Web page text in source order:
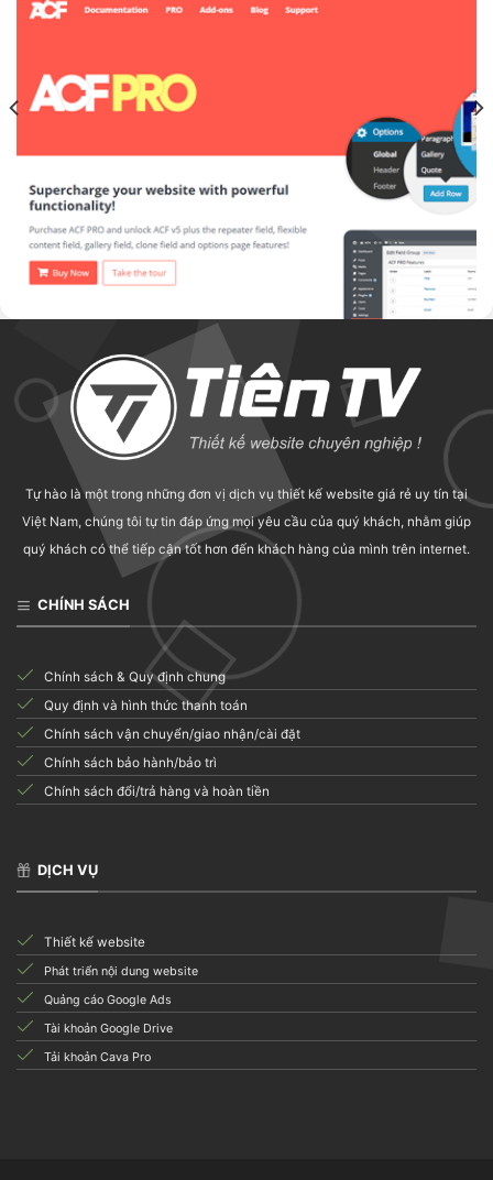
WORDPRESS PLUGIN
Advanced Custom Fields All-in-One Bundle
60.000
Tự hào là một trong những đơn vị dịch vụ thiết kế website giá rẻ uy tín tại
Việt Nam, chúng tôi tự tin đáp ứng mọi yêu cầu của quý khách, nhằm giúp
quý khách có thể tiếp cận tốt hơn đến khách hàng của mình trên internet.
CHÍNH SÁCH
Chính sách & Quy định chung
Quy định và hình thức thanh toán
Chính sách vận chuyển/giao nhận/cài đặt
Chính sách bảo hành/bảo trì
Chính sách đổi/trả hàng và hoàn tiền
DỊCH VỤ
Thiết kế website
Phát triển nội dung website
Quảng cáo Google Ads
Tài khoản Google Drive
Tải khoản Cava Pro